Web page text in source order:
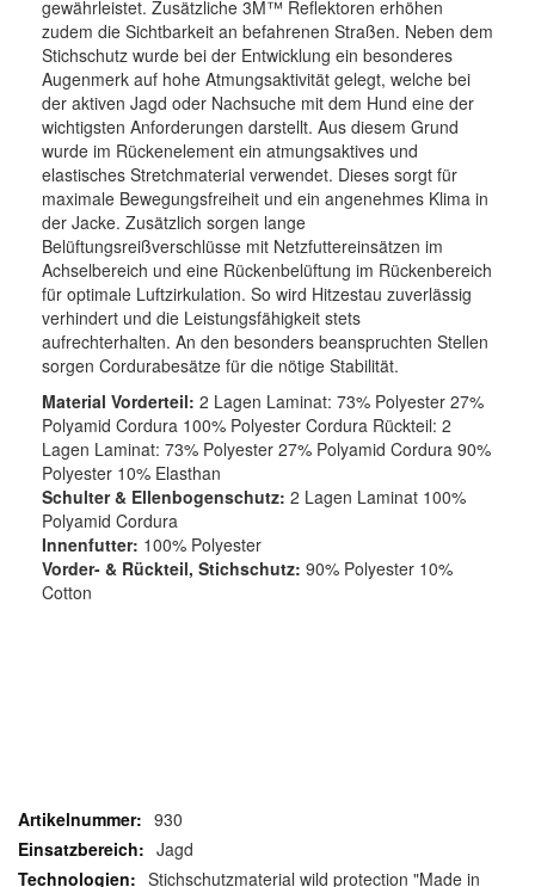
gewährleistet. Zusätzliche 3M™ Reflektoren erhöhen
zudem die Sichtbarkeit an befahrenen Straßen. Neben dem
Stichschutz wurde bei der Entwicklung ein besonderes
Augenmerk auf hohe Atmungsaktivität gelegt, welche bei
der aktiven Jagd oder Nachsuche mit dem Hund eine der
wichtigsten Anforderungen darstellt. Aus diesem Grund
wurde im Rückenelement ein atmungsaktives und
elastisches Stretchmaterial verwendet. Dieses sorgt für
maximale Bewegungsfreiheit und ein angenehmes Klima in
der Jacke. Zusätzlich sorgen lange
Belüftungsreißverschlüsse mit Netzfuttereinsätzen im
Achselbereich und eine Rückenbelüftung im Rückenbereich
für optimale Luftzirkulation. So wird Hitzestau zuverlässig
verhindert und die Leistungsfähigkeit stets
aufrechterhalten. An den besonders beanspruchten Stellen
sorgen Cordurabesätze für die nötige Stabilität.
Material Vorderteil: 2 Lagen Laminat: 73% Polyester 27%
Polyamid Cordura 100% Polyester Cordura Rückteil: 2
Lagen Laminat: 73% Polyester 27% Polyamid Cordura 90%
Polyester 10% Elasthan
Schulter & Ellenbogenschutz: 2 Lagen Laminat 100%
Polyamid Cordura
Innenfutter: 100% Polyester
Vorder- & Rückteil, Stichschutz: 90% Polyester 10%
Cotton
930
Jagd
Stichschutzmaterial wild protection "Made in